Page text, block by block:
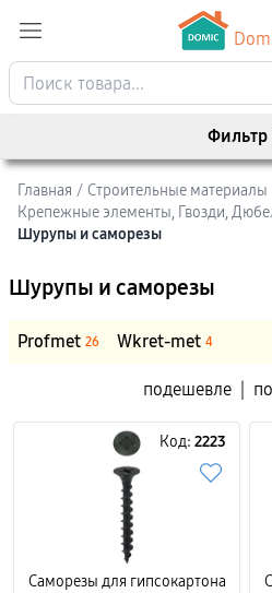
Главная / Строительные материалы
Крепежные элементы, Гвозди,
Шурупы и саморезы
Шурупы и саморезы
Profmet 26 Wkret-met 4
подешевле
Код: 2223
Саморезы для гипсокартона
Фильтр